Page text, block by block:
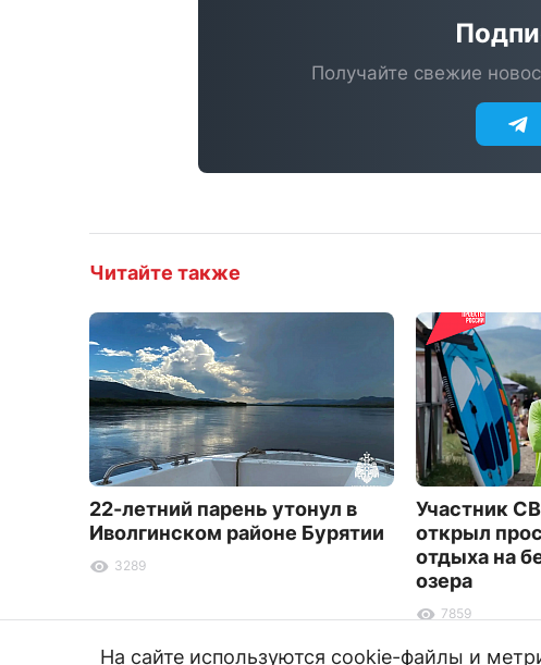
Получайте свежие
Читайте также
22-летний парень утонул в
Иволгинском районе Бурятии
3289
Участник
открыл
отдыха на
озера
7859
На сайте используются cookie-файлы и